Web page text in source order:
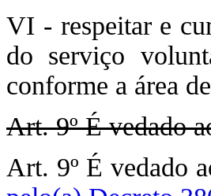
VI - respeitar e
do serviço
conforme a área
Art. 9º É vedado
Art. 9º É vedado